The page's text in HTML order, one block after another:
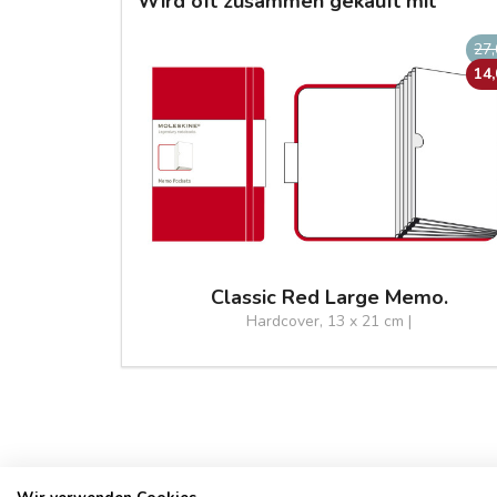
Classic Red Large Memo.
Hardcover, 13 x 21 cm |